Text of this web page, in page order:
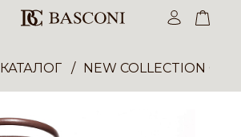
КАТАЛОГ NEW COLLECTION